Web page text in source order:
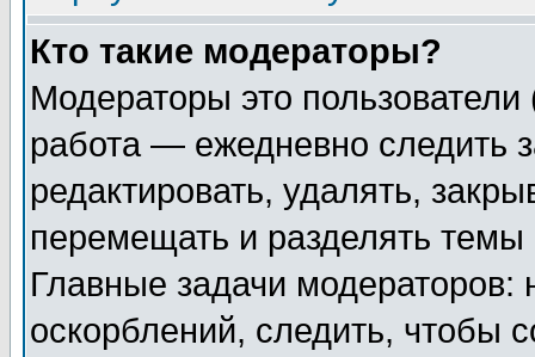
Кто такие модераторы?
Модераторы это
работа — ежедневно следить
редактировать, удалять,
перемещать и разделять
Главные задачи
оскорблений, следить, чтобы